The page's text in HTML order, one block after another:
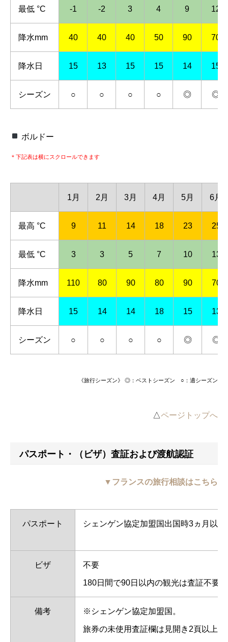
最低 °C -1 -2 3 4 9 12
降水mm 40 40 40 50 90 70
降水日 15 13 15 15 14 15
シーズン ○ ○ ○ ○ ◎ ◎
ボルドー
＊下記表は横にスクロールできます
1月 2月 3月 4月 5月 6月
最高 °C 9 11 14 18 23 25
最低 °C 3 3 5 7 10 13
降水mm 110 80 90 80 90 70
降水日 15 14 14 18 15 13
シーズン ○ ○ ○ ○ ◎ ◎
《旅行シーズン》 ◎：ベストシーズン ○：適シーズン
△ページトップへ
パスポート・（ビザ）査証および渡航認証
▼フランスの旅行相談はこちら
パスポート シェンゲン協定加盟国出国時3ヵ月以上
ビザ 不要
180日間で90日以内の観光は査証不要。
備考 ※シェンゲン協定加盟国。
旅券の未使用査証欄は見開き2頁以上